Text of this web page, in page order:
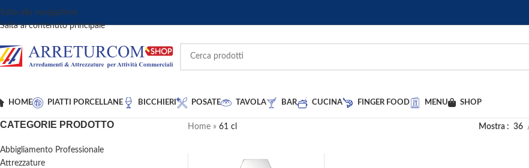
Salta alla navigazione
Salta al contenuto principale
HOME PIATTI PORCELLANE BICCHIERI POSATE TAVOLA BAR CUCINA FINGER FOOD MENU SHOP
CATEGORIE PRODOTTO
Abbigliamento Professionale
Attrezzature
Home» 61 cl Mostra 36